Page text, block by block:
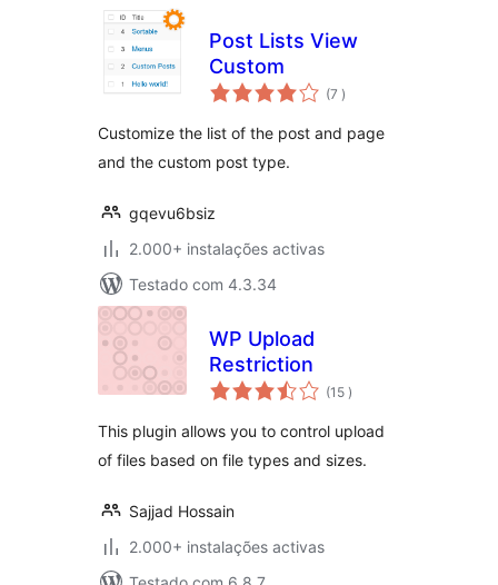
Post Lists View
Custom
(7 classificações
)
Customize the list of the post and page
and the custom post type.
gqevu6bsiz
2.000+ instalações activas
Testado com 4.3.34
WP Upload
Restriction
(15 classificações
)
This plugin allows you to control upload
of files based on file types and sizes.
Sajjad Hossain
2.000+ instalações activas